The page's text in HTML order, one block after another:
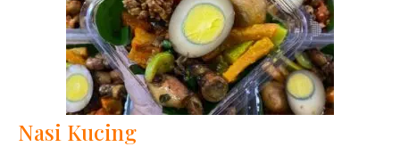
Nasi Kucing